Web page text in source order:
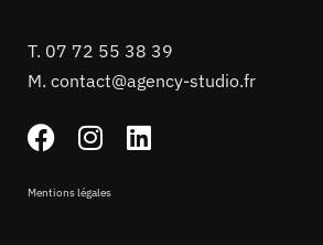
T. 07 72 55 38 39
M. contact@agency-studio.fr
Mentions légales